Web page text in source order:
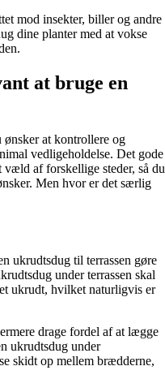
mod insekter, biller og andre
dine planter med at vokse
at bruge en
ønsker at kontrollere og
vedligeholdelse. Det gode
væld af forskellige steder, så du
Men hvor er det særlig
ukrudtsdug til terrassen gøre
under terrassen skal
ukrudt, hvilket naturligvis er
drage fordel af at lægge
ukrudtsdug under
skidt op mellem brædderne,